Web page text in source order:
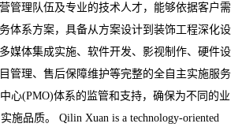
管理队伍及专业的技术人才，能够依据客户需
体系方案，具备从方案设计到装饰工程深化设
媒体集成实施、软件开发、影视制作、硬件设
管理、售后保障维护等完整的全自主实施服务
心(PMO)体系的监管和支持，确保为不同的业
施品质。 Qilin Xuan is a technology-oriented